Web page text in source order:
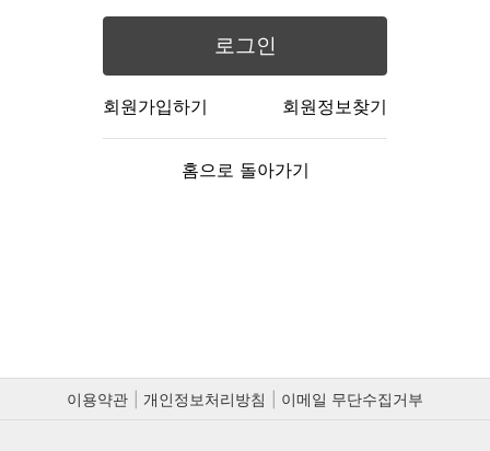
로그인
회원가입하기 회원정보찾기
홈으로 돌아가기
이용약관 개인정보처리방침 이메일 무단수집거부